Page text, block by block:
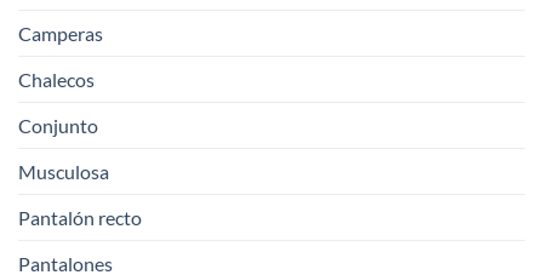
Camperas
Chalecos
Conjunto
Musculosa
Pantalón recto
Pantalones